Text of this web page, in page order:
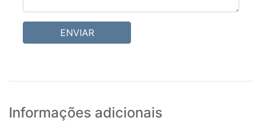
ENVIAR
Informações adicionais